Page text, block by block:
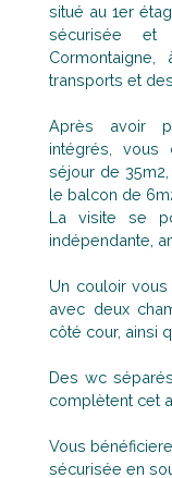
situé au 1er
sécurisée et
transports et
Après avoir
intégrés, vous
séjour de
le balcon de
La visite se
indépendante,
Un couloir
avec deux
côté cour, ainsi
Des wc
complètent cet
Vous
sécurisée en